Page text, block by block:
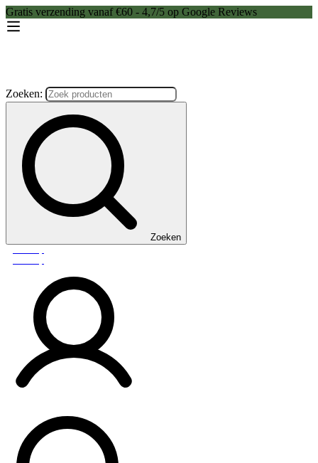
Gratis verzending vanaf €60 - 4,7/5 op Google Reviews
Zoeken:
Zoeken